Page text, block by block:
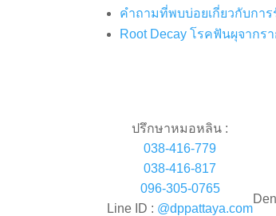
คำถามที่พบบ่อยเกี่ยวกับกา
Root Decay โรคฟันผุจากร
ปรึกษาหมอหลิน :
038-416-779
038-416-817
096-305-0765
Line ID : @dppattaya.com